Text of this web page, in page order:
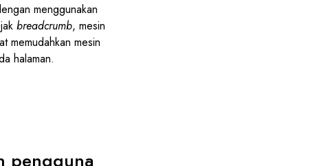
menggunakan
breadcrumb, mesin
memudahkan mesin
halaman.
pengguna